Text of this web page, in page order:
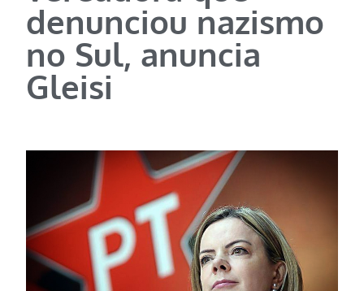
denunciou nazismo
no Sul, anuncia
Gleisi